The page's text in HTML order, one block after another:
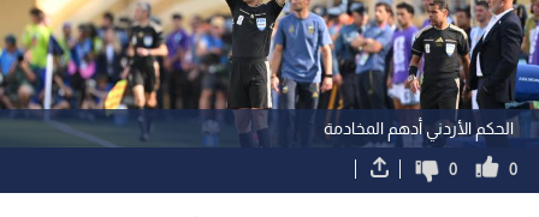
الحكم الأردني أدهم المخادمة
0
0